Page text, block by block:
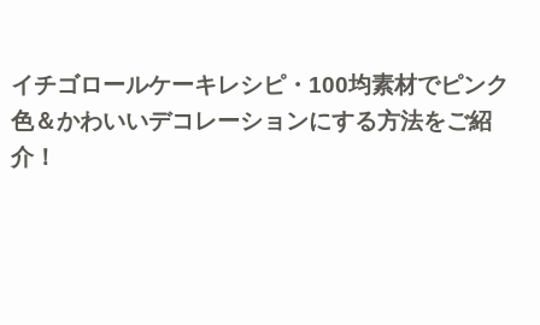
イチゴロールケーキレシピ・100均素材でピンク
色＆かわいいデコレーションにする方法をご紹
介！